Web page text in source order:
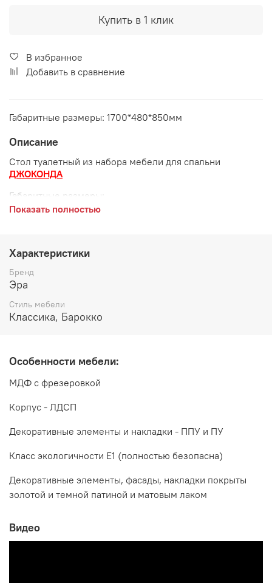
Купить в 1 клик
В избранное
Добавить в сравнение
Габаритные размеры: 1700*480*850мм
Описание
Стол туалетный из набора мебели для спальни
ДЖОКОНДА
Габаритные размеры:
высота 850 мм
Цвет:
Корень дуба глянец
Дополнительно рекомендуется приобрести зеркало, в
Показать полностью
Характеристики
Бренд
Эра
Стиль мебели
Классика, Барокко
Особенности мебели:
МДФ с фрезеровкой
Корпус - ЛДСП
Декоративные элементы и накладки - ППУ и ПУ
Класс экологичности Е1 (полностью безопасна)
Декоративные элементы, фасады, накладки покрыты
золотой и темной патиной и матовым лаком
Видео